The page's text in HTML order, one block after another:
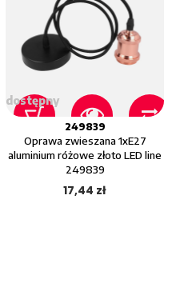
dostępny
249839
Oprawa zwieszana 1xE27
aluminium różowe złoto LED line
249839
17,44 zł